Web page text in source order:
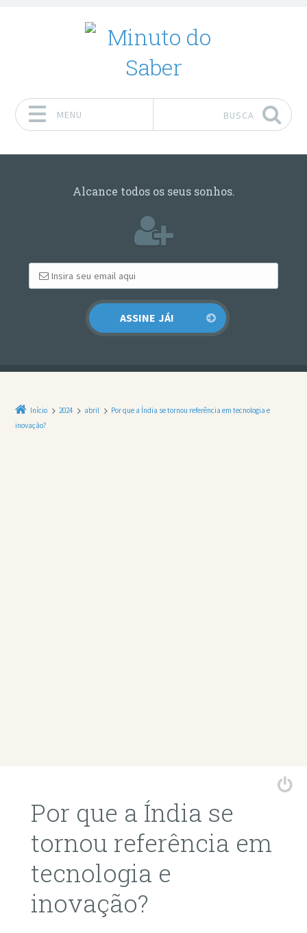
MENU BUSCA
Alcance todos os seus sonhos.
Início 2024 abril
Por que a Índia se tornou referência em tecnologia e
inovação?
Por que a Índia se
tornou referência em
tecnologia e
inovação?